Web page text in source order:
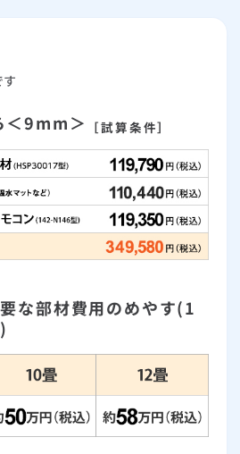
＜9mm＞ ［試算条件］
な部材費用のめやす(1